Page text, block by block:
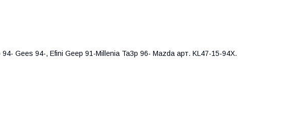
Gees 94-, Efini Geep 91-​Millenia Ta3p 96- Mazda арт. KL47-15-94X.